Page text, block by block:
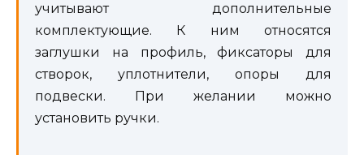
учитывают дополнительные
комплектующие. К ним относятся
заглушки на профиль, фиксаторы для
створок, уплотнители, опоры для
подвески. При желании можно
установить ручки.